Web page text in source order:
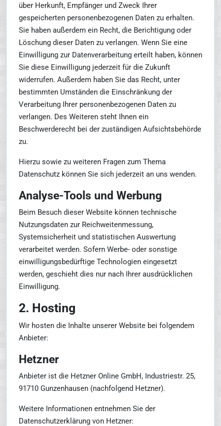
über Herkunft, Empfänger und Zweck Ihrer
gespeicherten personenbezogenen Daten zu erhalten.
Sie haben außerdem ein Recht, die Berichtigung oder
Löschung dieser Daten zu verlangen. Wenn Sie eine
Einwilligung zur Datenverarbeitung erteilt haben, können
Sie diese Einwilligung jederzeit für die Zukunft
widerrufen. Außerdem haben Sie das Recht, unter
bestimmten Umständen die Einschränkung der
Verarbeitung Ihrer personenbezogenen Daten zu
verlangen. Des Weiteren steht Ihnen ein
Beschwerderecht bei der zuständigen Aufsichtsbehörde
zu.
Hierzu sowie zu weiteren Fragen zum Thema
Datenschutz können Sie sich jederzeit an uns wenden.
Analyse-Tools und Werbung
Beim Besuch dieser Website können technische
Nutzungsdaten zur Reichweitenmessung,
Systemsicherheit und statistischen Auswertung
verarbeitet werden. Sofern Werbe- oder sonstige
einwilligungsbedürftige Technologien eingesetzt
werden, geschieht dies nur nach Ihrer ausdrücklichen
Einwilligung.
2. Hosting
Wir hosten die Inhalte unserer Website bei folgendem
Anbieter:
Hetzner
Anbieter ist die Hetzner Online GmbH, Industriestr. 25,
91710 Gunzenhausen (nachfolgend Hetzner).
Weitere Informationen entnehmen Sie der
Datenschutzerklärung von Hetzner: